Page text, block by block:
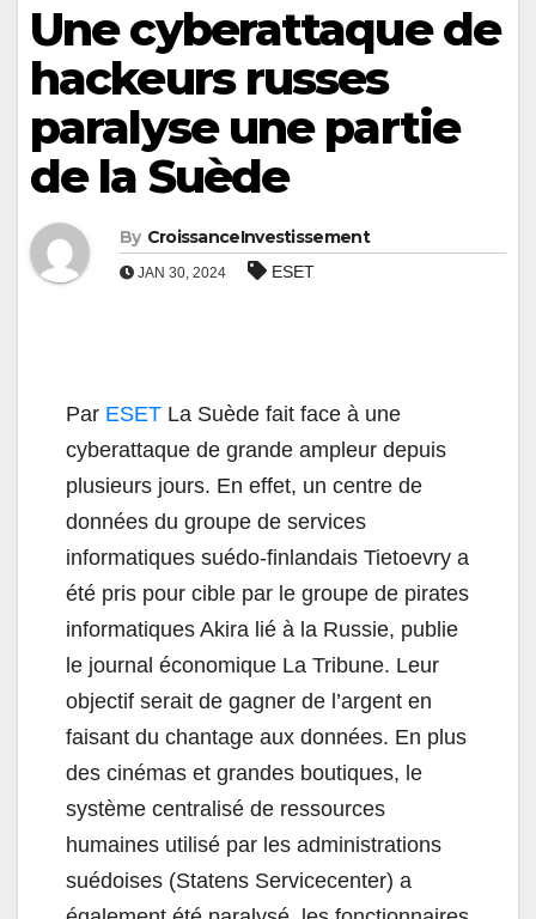
Une cyberattaque de
hackeurs russes
paralyse une partie
de la Suède
By CroissanceInvestissement
JAN 30, 2024 ESET
Par ESET La Suède fait face à une
cyberattaque de grande ampleur depuis
plusieurs jours. En effet, un centre de
données du groupe de services
informatiques suédo-finlandais Tietoevry a
été pris pour cible par le groupe de pirates
informatiques Akira lié à la Russie, publie
le journal économique La Tribune. Leur
objectif serait de gagner de l’argent en
faisant du chantage aux données. En plus
des cinémas et grandes boutiques, le
système centralisé de ressources
humaines utilisé par les administrations
suédoises (Statens Servicecenter) a